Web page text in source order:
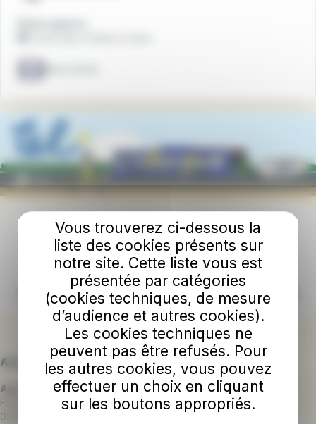
Adresse
Agence Commerciale TUL
Forum des 3 Gares
02000 Laon
Vous trouverez ci-dessous la
liste des cookies présents sur
notre site. Cette liste vous est
présentée par catégories
(cookies techniques, de mesure
d’audience et autres cookies).
Les cookies techniques ne
peuvent pas être refusés. Pour
les autres cookies, vous pouvez
effectuer un choix en cliquant
sur les boutons appropriés.